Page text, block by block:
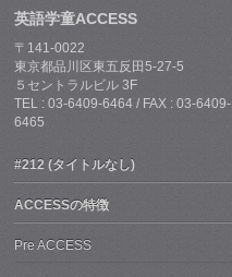
英語学童ACCESS
〒141-0022
東京都品川区東五反田5-27-5
５セントラルビル 3F
TEL : 03-6409-6464 / FAX : 03-6409-
6465
#212 (タイトルなし)
ACCESSの特徴
Pre ACCESS